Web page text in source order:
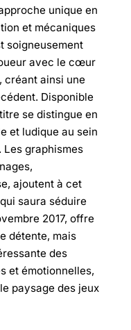
unique en
et mécaniques
soigneusement
avec le cœur
créant ainsi une
Disponible
se distingue en
et ludique au sein
Les graphismes
ajoutent à cet
saura séduire
2017, offre
détente, mais
des
et émotionnelles,
paysage des jeux